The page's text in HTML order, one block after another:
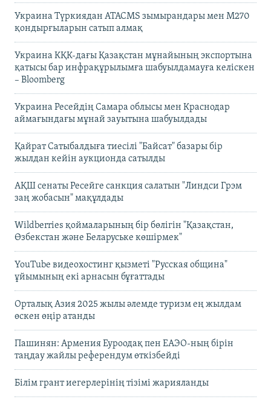
Украина Түркиядан ATACMS зымырандары мен M270
қондырғыларын сатып алмақ
Украина КҚК-дағы Қазақстан мұнайының экспортына
қатысы бар инфрақұрылымға шабуылдамауға келіскен
– Bloomberg
Украина Ресейдің Самара облысы мен Краснодар
аймағындағы мұнай зауытына шабуылдады
Қайрат Сатыбалдыға тиесілі "Байсат" базары бір
жылдан кейін аукционда сатылды
АҚШ сенаты Ресейге санкция салатын "Линдси Грэм
заң жобасын" мақұлдады
Wildberries қоймаларының бір бөлігін "Қазақстан,
Өзбекстан және Беларуське көшірмек"
YouTube видеохостинг қызметі "Русская община"
ұйымының екі арнасын бұғаттады
Орталық Азия 2025 жылы әлемде туризм ең жылдам
өскен өңір атанды
Пашинян: Армения Еуроодақ пен ЕАЭО-ның бірін
таңдау жайлы референдум өткізбейді
Білім грант иегерлерінің тізімі жарияланды